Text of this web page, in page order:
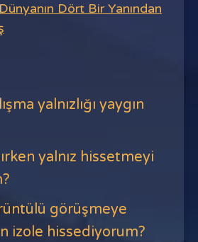
Dünyanın Dört Bir Yanından
yalnızlığı yaygın
yalnız hissetmeyi
görüşmeye
izole hissediyorum?